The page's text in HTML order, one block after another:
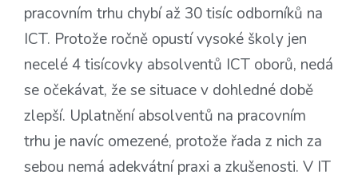
pracovním trhu chybí až 30 tisíc odborníků na
ICT. Protože ročně opustí vysoké školy jen
necelé 4 tisícovky absolventů ICT oborů, nedá
se očekávat, že se situace v dohledné době
zlepší. Uplatnění absolventů na pracovním
trhu je navíc omezené, protože řada z nich za
sebou nemá adekvátní praxi a zkušenosti. V IT